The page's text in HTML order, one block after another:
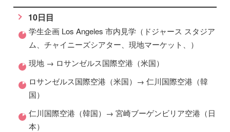
10日目
学生企画 Los Angeles 市内見学（ドジャース スタジア
ム、チャイニーズシアター、現地マーケット、）
現地 → ロサンゼルス国際空港（米国）
ロサンゼルス国際空港（米国）→ 仁川国際空港（韓
国）
仁川国際空港（韓国）→ 宮崎ブーゲンビリア空港（日
本）